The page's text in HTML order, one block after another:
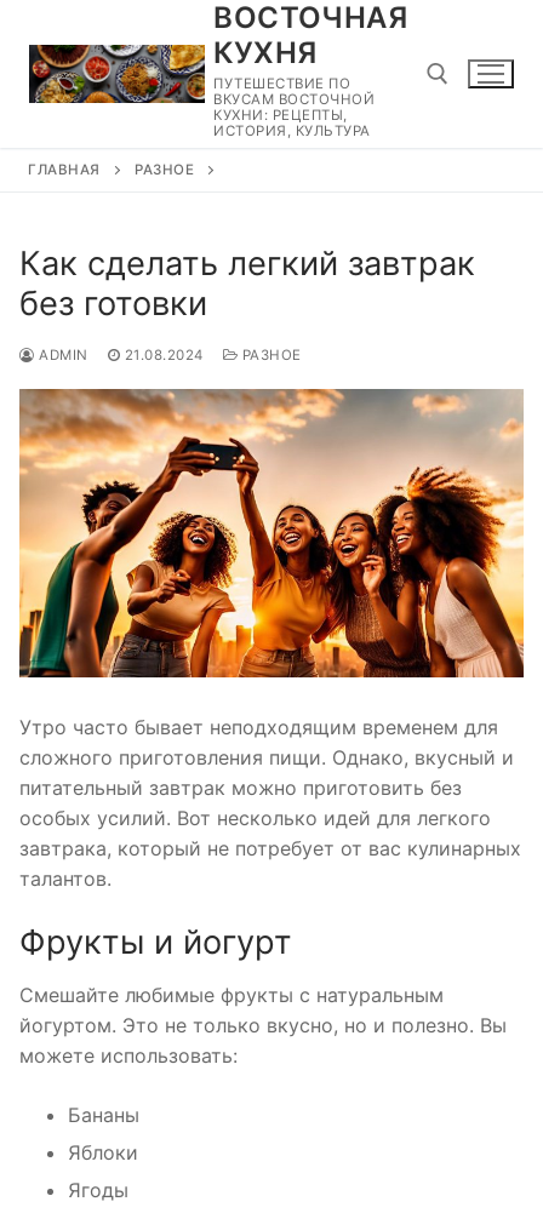
содержимому
ВОСТОЧНАЯ
КУХНЯ
ПУТЕШЕСТВИЕ ПО
ВКУСАМ ВОСТОЧНОЙ
КУХНИ: РЕЦЕПТЫ,
ИСТОРИЯ, КУЛЬТУРА
ГЛАВНАЯ РАЗНОЕ
Как сделать легкий завтрак
без готовки
ADMIN 21.08.2024 РАЗНОЕ
Утро часто бывает неподходящим временем для
сложного приготовления пищи. Однако, вкусный и
питательный завтрак можно приготовить без
особых усилий. Вот несколько идей для легкого
завтрака, который не потребует от вас кулинарных
талантов.
Фрукты и йогурт
Смешайте любимые фрукты с натуральным
йогуртом. Это не только вкусно, но и полезно. Вы
можете использовать:
Бананы
Яблоки
Ягоды